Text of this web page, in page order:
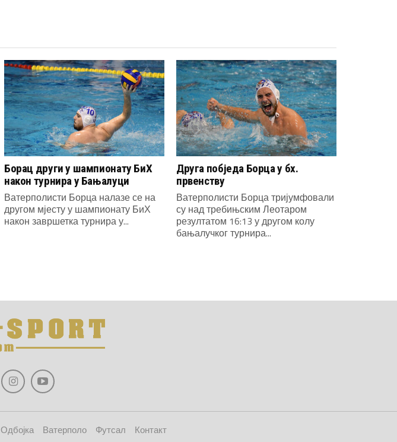
Борац други у шампионату БиХ
након турнира у Бањалуци
Ватерполисти Борца налазе се на
другом мјесту у шампионату БиХ
након завршетка турнира у...
Друга побједа Борца у бх.
првенству
Ватерполисти Борца тријумфовали
су над требињским Леотаром
резултатом 16:13 у другом колу
бањалучког турнира...
Одбојка Ватерполо Футсал Контакт